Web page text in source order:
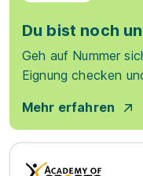
Du bist noch
Geh auf Nummer
Eignung checken
Mehr erfahren